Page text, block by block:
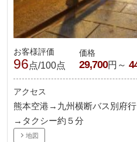
お客様評価
96点/100点
価格
29,700円～
アクセス
熊本空港→九州横断バス別府
→タクシー約５分
地図